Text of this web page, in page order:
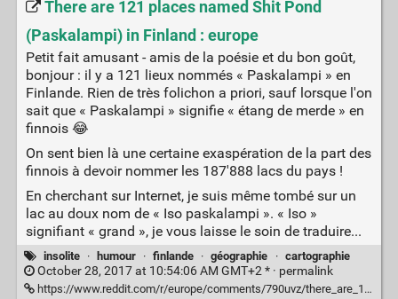
There are 121 places named Shit Pond
(Paskalampi) in Finland : europe
Petit fait amusant - amis de la poésie et du bon goût,
bonjour : il y a 121 lieux nommés « Paskalampi » en
Finlande. Rien de très folichon a priori, sauf lorsque l'on
sait que « Paskalampi » signifie « étang de merde » en
finnois 😂
On sent bien là une certaine exaspération de la part des
finnois à devoir nommer les 187'888 lacs du pays !
En cherchant sur Internet, je suis même tombé sur un
lac au doux nom de « Iso paskalampi ». « Iso »
signifiant « grand », je vous laisse le soin de traduire...
insolite · humour · finlande · géographie · cartographie
October 28, 2017 at 10:54:06 AM GMT+2 * · permalink
https://www.reddit.com/r/europe/comments/790uvz/there_are_121_places_named_shit_pond_paskalampi/